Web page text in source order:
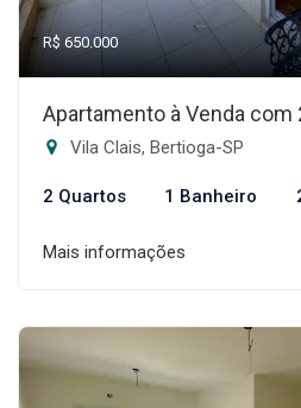
R$ 650.000
Apartamento à Venda com
Vila Clais, Bertioga-SP
2 Quartos 1 Banheiro
Mais informações